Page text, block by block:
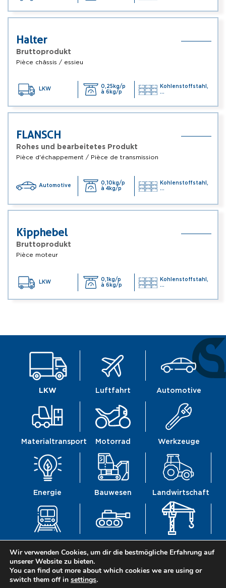
Halter
Bruttoprodukt
Pièce châssis / essieu
LKW
0,25kg/p
à 6kg/p
Kohlenstoffstahl,
...
FLANSCH
Rohes und bearbeitetes Produkt
Pièce d'échappement / Pièce de transmission
Automotive
0,10kg/p
à 4kg/p
Kohlenstoffstahl,
...
Kipphebel
Bruttoprodukt
Pièce moteur
LKW
0,1kg/p
à 6kg/p
Kohlenstoffstahl,
...
LKW Luftfahrt Automotive
Materialtransport Motorrad Werkzeuge
Energie Bauwesen Landwirtschaft
Wir verwenden Cookies, um dir die bestmögliche Erfahrung auf
unserer Website zu bieten.
You can find out more about which cookies we are using or
switch them off in settings.